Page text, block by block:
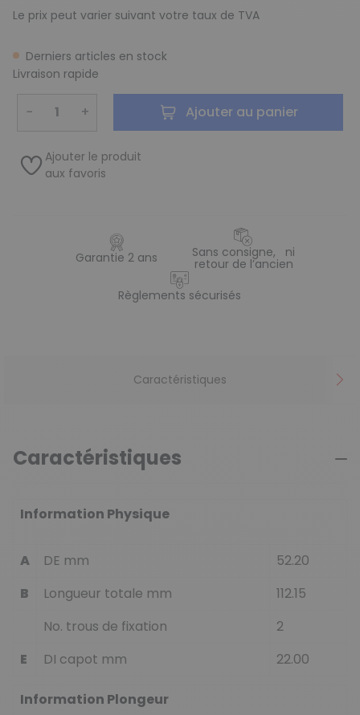
Le prix peut varier suivant votre taux de TVA
Derniers articles en stock
Livraison rapide
− + Ajouter au panier
Ajouter le produit
aux favoris
Garantie 2 ans Sans consigne, ni
retour de l’ancien
Règlements sécurisés
Caractéristiques
Caractéristiques
Information Physique
A DE mm
52.20
B
Longueur totale mm
112.15
No. trous de fixation
2
E
DI capot mm 22.00
Information Plongeur